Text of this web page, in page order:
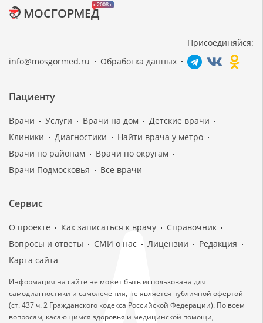
c 2008 г
МОСГОРМЕД
info@mosgormed.ru Обработка данных
Присоединяйся:
Пациенту
Врачи Услуги Врачи на дом
Детские врачи
Клиники
Диагностики
Найти врача у метро
Врачи по районам
Врачи по округам
Врачи Подмосковья
Все врачи
Сервис
О проекте Как записаться к врачу
Справочник
Вопросы и ответы
СМИ о нас Лицензии
Редакция
Карта сайта
Информация на сайте не может быть использована для
самодиагностики и самолечения, не является публичной офертой
(ст. 437 ч. 2 Гражданского кодекса Российской Федерации). По всем
вопросам, касающимся здоровья и медицинской помощи,